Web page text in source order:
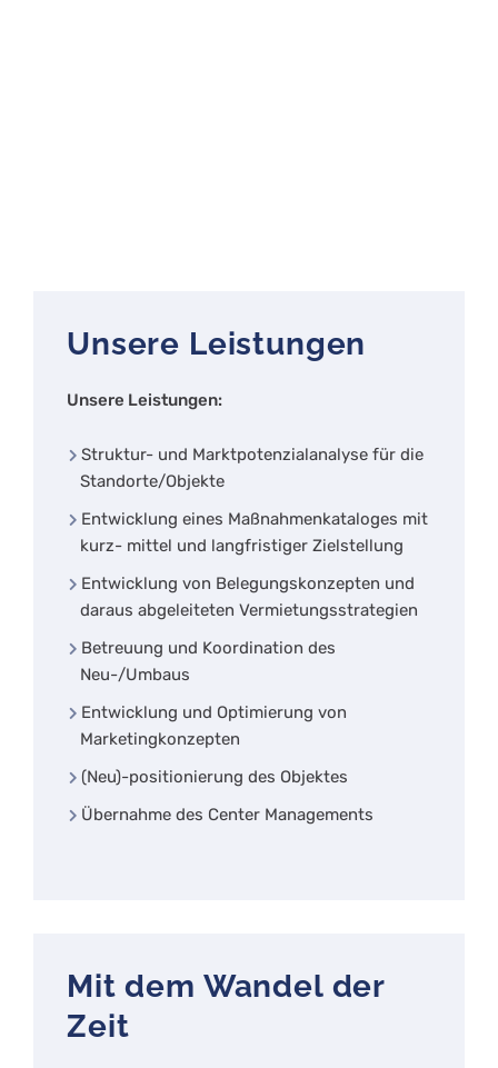
Unsere Leistungen
Unsere Leistungen:
Struktur- und Marktpotenzialanalyse für die
Standorte/Objekte
Entwicklung eines Maßnahmenkataloges mit
kurz- mittel und langfristiger Zielstellung
Entwicklung von Belegungskonzepten und
daraus abgeleiteten Vermietungsstrategien
Betreuung und Koordination des
Neu-/Umbaus
Entwicklung und Optimierung von
Marketingkonzepten
(Neu)-positionierung des Objektes
Übernahme des Center Managements
Mit dem Wandel der
Zeit